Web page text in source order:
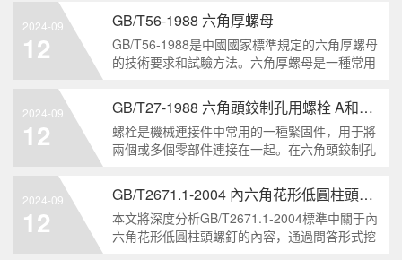
兩個方面，對GB/T5786-2000標準下的六角頭螺
栓 細牙 全螺紋進行深度分析和知識挖掘。什么
是GB/T57
2024-09
12
GB/T56-1988 六角厚螺母
GB/T56-1988是中國國家標準規定的六角厚螺母
的技術要求和試驗方法。六角厚螺母是一種常用
用于需要更大的力矩和耐久性的緊固裝配。六角
厚螺母的材料和制造工藝六角厚螺母通常由低碳
鋼、中碳鋼或合金鋼
2024-09
12
GB/T27-1988 六角頭鉸制孔用螺栓 A和B級
螺栓是機械連接件中常用的一種緊固件，用于將
兩個或多個零部件連接在一起。在六角頭鉸制孔
級和B級兩種。下面我們來分析一下這兩種級別
的螺栓有哪些區別。1. A級和B級的定義和標準
有什么不同?A級和B級是
2024-09
12
GB/T2671.1-2004 內六角花形低圓柱頭螺釘
本文將深度分析GB/T2671.1-2004標準中關于內
六角花形低圓柱頭螺釘的內容，通過問答形式挖